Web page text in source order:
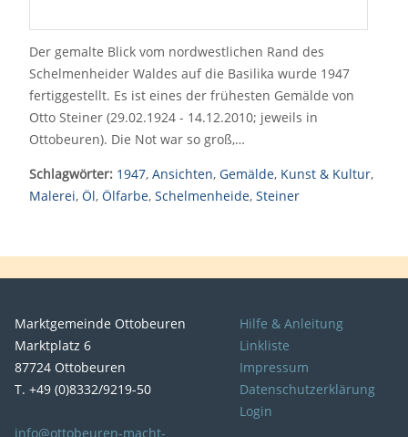
Der gemalte Blick vom nordwestlichen Rand des
Schelmenheider Waldes auf die Basilika wurde 1947
fertiggestellt. Es ist eines der frühesten Gemälde von
Otto Steiner (29.02.1924 - 14.12.2010; jeweils in
Ottobeuren). Die Not war so groß,…
Schlagwörter: 1947, Ansichten, Gemälde, Kunst & Kultur,
Malerei, Öl, Ölfarbe, Schelmenheide, Steiner
Marktgemeinde Ottobeuren
Marktplatz 6
87724 Ottobeuren
T. +49 (0)8332/9219-50
info@ottobeuren-macht-
Hilfe & Anleitung
Linkliste
Impressum
Datenschutzerklärung
Login